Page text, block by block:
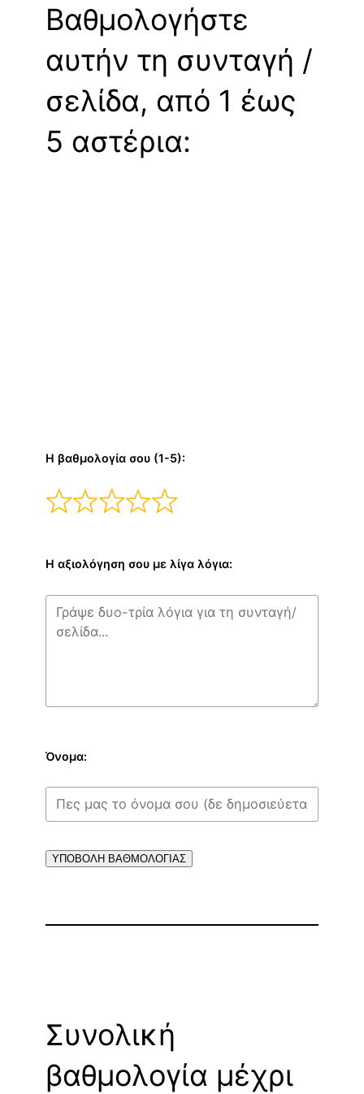
Βαθμολογήστε
αυτήν τη συνταγή /
σελίδα, από 1 έως
5 αστέρια:
Η βαθμολογία σου (1-5):
Η αξιολόγηση σου με λίγα λόγια:
Όνομα:
ΥΠΟΒΟΛΗ ΒΑΘΜΟΛΟΓΙΑΣ
Συνολική
βαθμολογία μέχρι